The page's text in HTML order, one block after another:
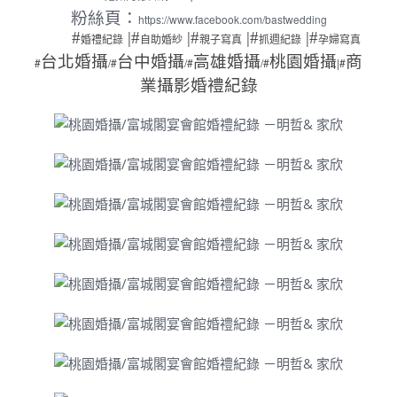
粉絲頁： https://www.facebook.com/bastwedding
#婚禮紀錄 |#自助婚紗 |#親子寫真 |#抓週紀錄 |#孕婦寫真
#台北婚攝/#台中婚攝/#高雄婚攝/#桃園婚攝|#商
業攝影婚禮紀錄